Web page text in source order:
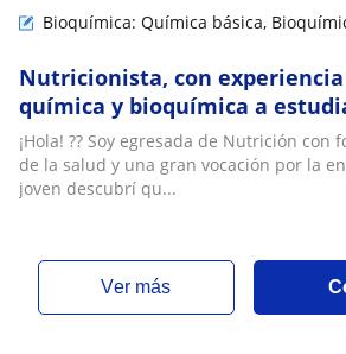
Bioquímica: Química básica,
Nutricionista, con
química y bioquímica a
diferentes niveles
¡Hola! ?? Soy egresada de Nutrición con
de la salud y una gran vocación por la
joven descubrí qu...
ver más